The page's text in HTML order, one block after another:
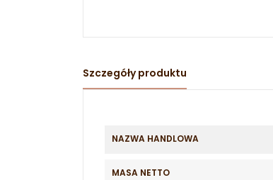
Szczegóły produktu
NAZWA HANDLOWA
MASA NETTO